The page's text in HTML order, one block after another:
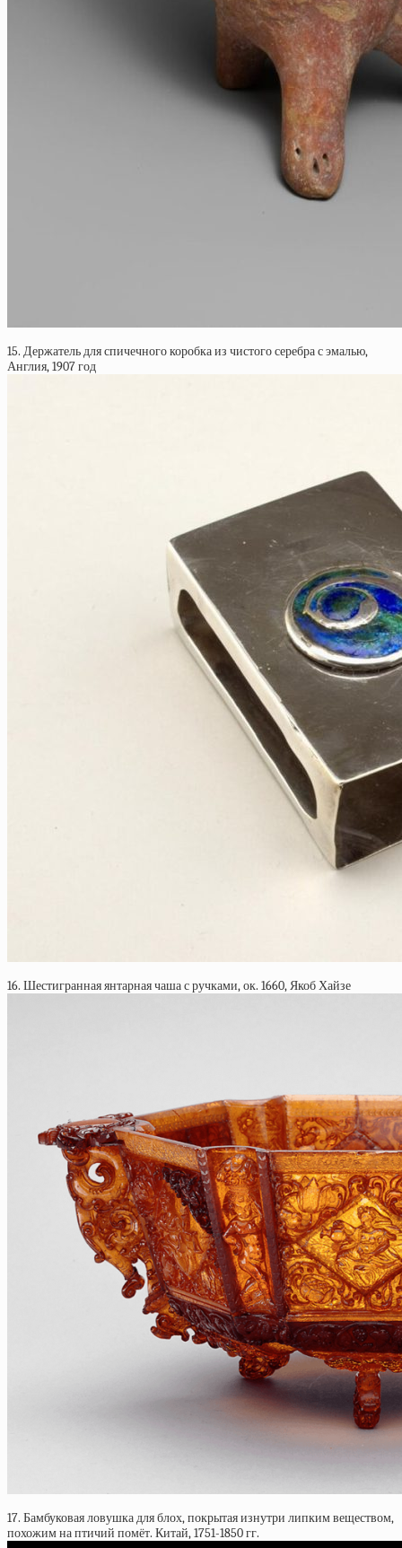
15. Держатель для спичечного коробка из чистого серебра с эмалью,
Англия, 1907 год
16. Шестигранная янтарная чаша с ручками, ок. 1660, Якоб Хайзе
17. Бамбуковая ловушка для блох, покрытая изнутри липким веществом,
похожим на птичий помёт. Китай, 1751-1850 гг.